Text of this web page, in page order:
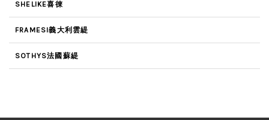
SHELIKE喜徠
FRAMESI義大利雲緹
SOTHYS法國蘇緹